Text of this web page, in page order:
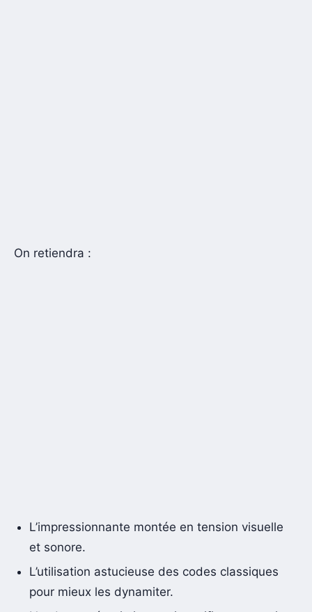
On retiendra :
L’impressionnante montée en tension visuelle
et sonore.
L’utilisation astucieuse des codes classiques
pour mieux les dynamiter.